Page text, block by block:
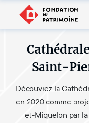
Saint-
Découvrez la
en 2020 comme
et-Miquelon par